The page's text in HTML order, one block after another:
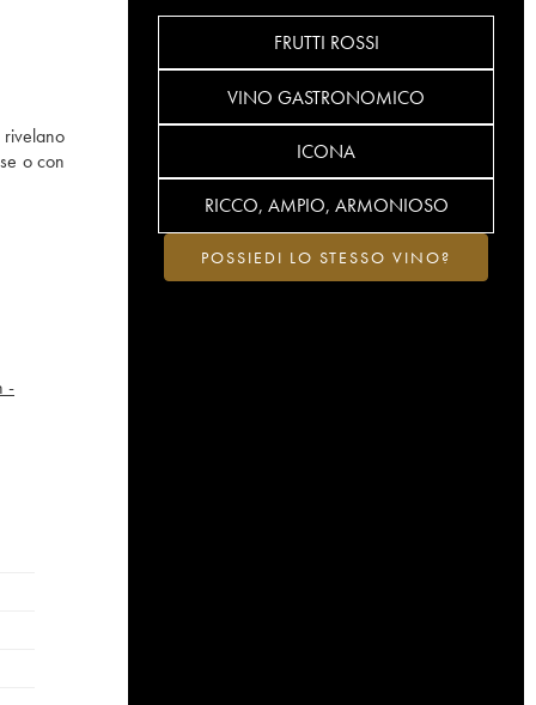
o con
FRUTTI ROSSI
VINO GASTRONOMICO
ICONA
RICCO, AMPIO, ARMONIOSO
POSSIEDI LO STESSO VINO?
-